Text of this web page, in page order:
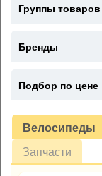
Велосипеды
Запчасти
Группы товаров
Бренды
Подбор по цене